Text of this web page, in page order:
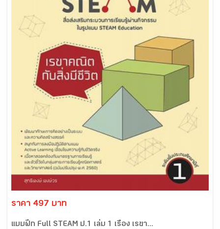
ราคา 497 บาท
แบบฝึก Full STEAM ป.1 เล่ม 1 เรื่อง เรขา...